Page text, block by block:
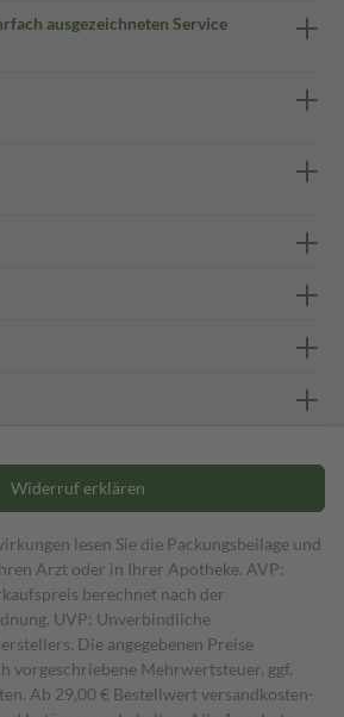
ausgezeichneten Service
Widerruf erklären
lesen Sie die Packungsbeilage und
Arzt oder in Ihrer Apotheke. AVP:
berechnet nach der
UVP: Unverbindliche
Die angegebenen Preise
vorgeschriebene Mehrwertsteuer, ggf.
Ab 29,00 € Bestell­wert versand­kosten­